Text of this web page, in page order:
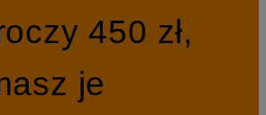
450 zł,
je